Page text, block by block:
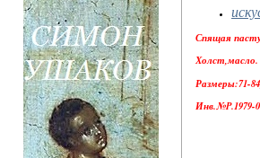
Спящая
Холст,масло.
Размеры:71-
Инв.№P.1979-